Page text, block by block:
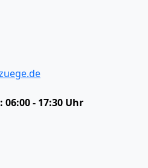
06:00 - 17:30 Uhr